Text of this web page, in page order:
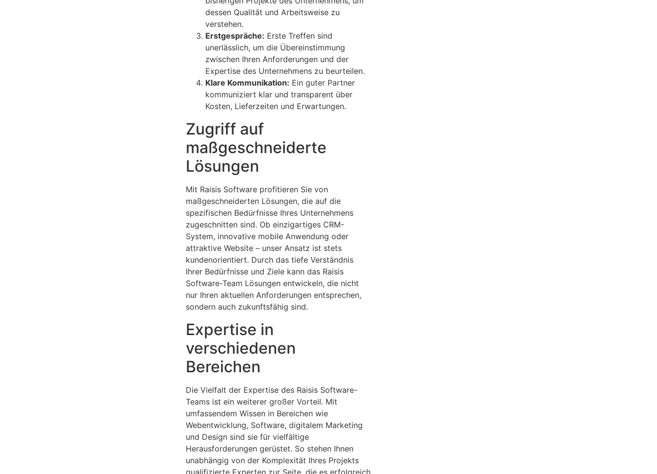
dessen Qualität und Arbeitsweise zu
verstehen.
Erstgespräche: Erste Treffen sind
unerlässlich, um die Übereinstimmung
zwischen Ihren Anforderungen und der
Expertise des Unternehmens zu beurteilen.
Klare Kommunikation: Ein guter Partner
kommuniziert klar und transparent über
Kosten, Lieferzeiten und Erwartungen.
Zugriff auf
maßgeschneiderte
Lösungen
Mit Raisis Software profitieren Sie von
maßgeschneiderten Lösungen, die auf die
spezifischen Bedürfnisse Ihres Unternehmens
zugeschnitten sind. Ob einzigartiges CRM-
System, innovative mobile Anwendung oder
attraktive Website – unser Ansatz ist stets
kundenorientiert. Durch das tiefe Verständnis
Ihrer Bedürfnisse und Ziele kann das Raisis
Software-Team Lösungen entwickeln, die nicht
nur Ihren aktuellen Anforderungen entsprechen,
sondern auch zukunftsfähig sind.
Expertise in
verschiedenen
Bereichen
Die Vielfalt der Expertise des Raisis Software-
Teams ist ein weiterer großer Vorteil. Mit
umfassendem Wissen in Bereichen wie
Webentwicklung, Software, digitalem Marketing
und Design sind sie für vielfältige
Herausforderungen gerüstet. So stehen Ihnen
unabhängig von der Komplexität Ihres Projekts
qualifizierte Experten zur Seite, die es erfolgreich